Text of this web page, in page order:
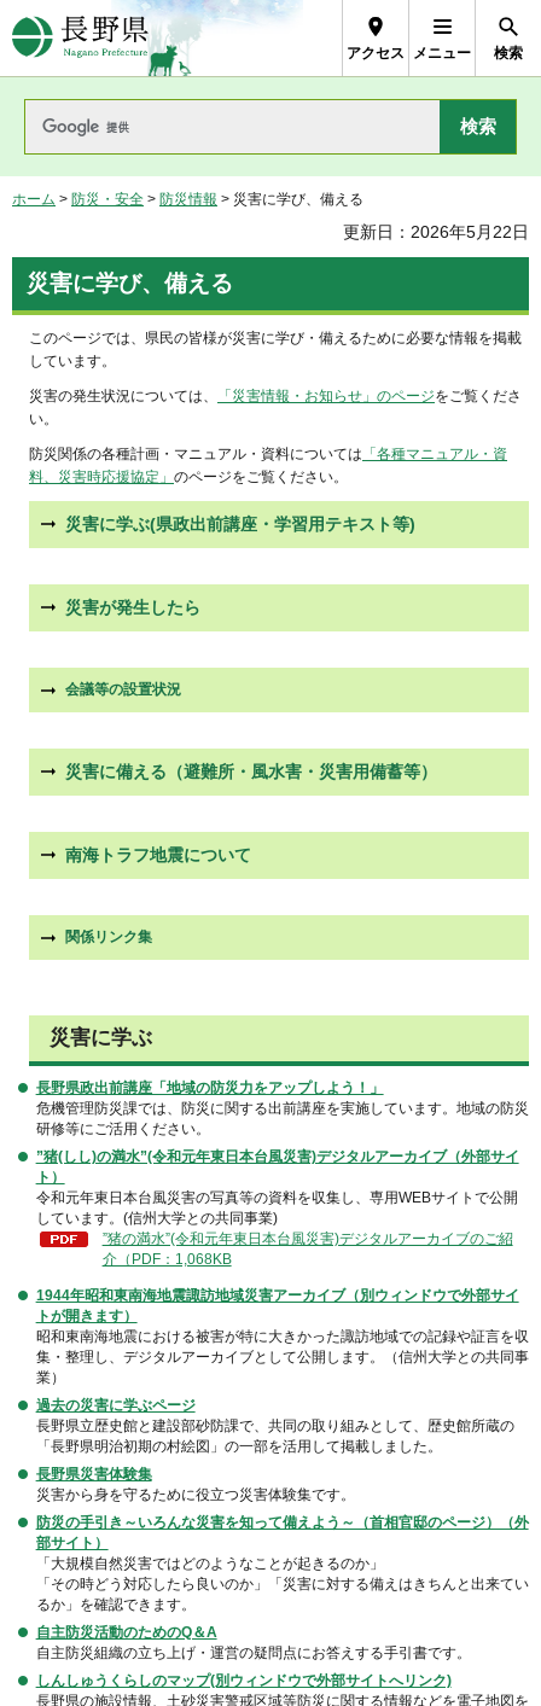
長野県Nagano Prefecture
アクセス メニュー 検索
ホーム > 防災・安全 > 防災情報 > 災害に学び、備える
更新日：2026年5月22日
災害に学び、備える
このページでは、県民の皆様が災害に学び・備えるために必要な情報を掲載
しています。
災害の発生状況については、 「災害情報・お知らせ」のページをご覧くださ
い。
防災関係の各種計画・マニュアル・資料については 「各種マニュアル・資
料、災害時応援協定」 のページをご覧ください。
災害に学ぶ(県政出前講座・学習用テキスト等)
災害が発生したら
会議等の設置状況
災害に備える（避難所・風水害・災害用備蓄等）
南海トラフ地震について
関係リンク集
災害に学ぶ
長野県政出前講座「地域の防災力をアップしよう！」
危機管理防災課では、防災に関する出前講座を実施しています。地域の防災
研修等にご活用ください。
”猪(しし)の満水”(令和元年東日本台風災害)デジタルアーカイブ（外部サイ
ト）
令和元年東日本台風災害の写真等の資料を収集し、専用WEBサイトで公開
しています。(信州大学との共同事業)
”猪の満水”(令和元年東日本台風災害)デジタルアーカイブのご紹
介（PDF：1,068KB
1944年昭和東南海地震諏訪地域災害アーカイブ（別ウィンドウで外部サイ
トが開きます）
昭和東南海地震における被害が特に大きかった諏訪地域での記録や証言を収
集・整理し、デジタルアーカイブとして公開します。（信州大学との共同事
業）
過去の災害に学ぶページ
長野県立歴史館と建設部砂防課で、共同の取り組みとして、歴史館所蔵の
「長野県明治初期の村絵図」の一部を活用して掲載しました。
長野県災害体験集
災害から身を守るために役立つ災害体験集です。
防災の手引き～いろんな災害を知って備えよう～（首相官邸のページ）（外
部サイト）
「大規模自然災害ではどのようなことが起きるのか」
「その時どう対応したら良いのか」「災害に対する備えはきちんと出来てい
るか」を確認できます。
自主防災活動のためのQ＆A
自主防災組織の立ち上げ・運営の疑問点にお答えする手引書です。
しんしゅうくらしのマップ(別ウィンドウで外部サイトへリンク)
長野県の施設情報、土砂災害警戒区域等防災に関する情報などを電子地図を